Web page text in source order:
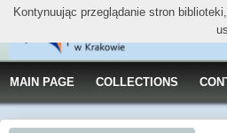
MAIN PAGE COLLECTIONS
Kontynuując przeglądanie stron